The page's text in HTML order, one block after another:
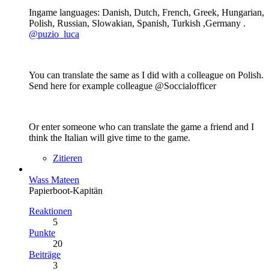
Ingame languages: Danish, Dutch, French, Greek, Hungarian,
Polish, Russian, Slowakian, Spanish, Turkish ,Germany .
@puzio_luca
You can translate the same as I did with a colleague on Polish.
Send here for example colleague @Soccialofficer
Or enter someone who can translate the game a friend and I
think the Italian will give time to the game.
Zitieren
Wass Mateen
Papierboot-Kapitän
Reaktionen
5
Punkte
20
Beiträge
3